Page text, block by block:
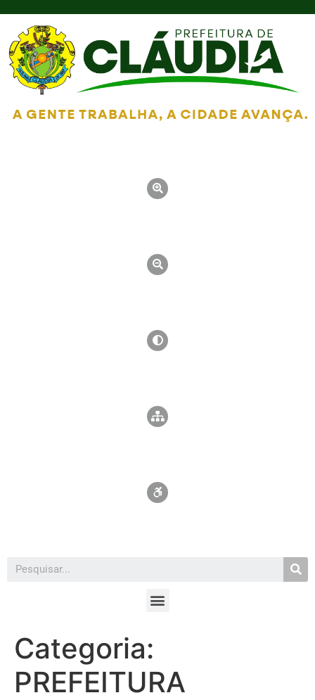
Categoria:
PREFEITURA